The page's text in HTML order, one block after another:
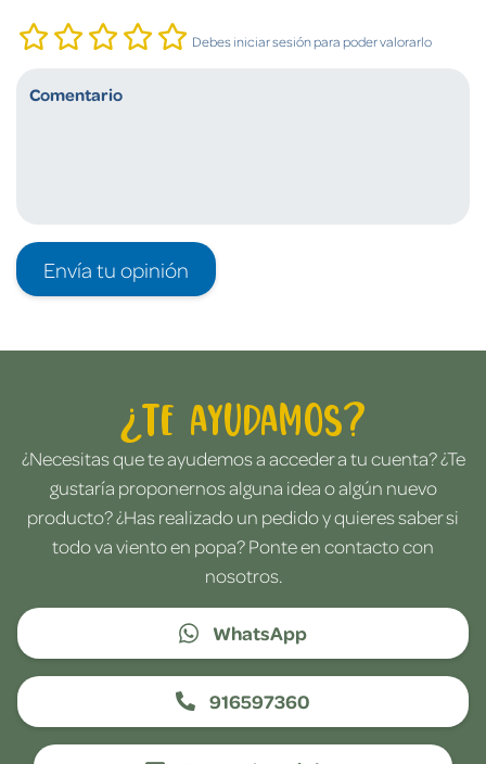
Debes iniciar sesión para poder valorarlo
Envía tu opinión
¿Te ayudamos?
¿Necesitas que te ayudemos a acceder a tu cuenta? ¿Te
gustaría proponernos alguna idea o algún nuevo
producto? ¿Has realizado un pedido y quieres saber si
todo va viento en popa? Ponte en contacto con
nosotros.
WhatsApp
916597360